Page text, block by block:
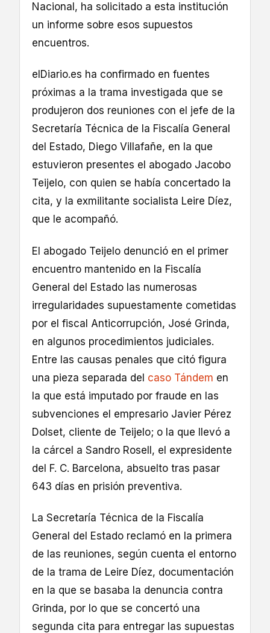
Nacional, ha solicitado a esta institución
un informe sobre esos supuestos
encuentros.
elDiario.es ha confirmado en fuentes
próximas a la trama investigada que se
produjeron dos reuniones con el jefe de la
Secretaría Técnica de la Fiscalía General
del Estado, Diego Villafañe, en la que
estuvieron presentes el abogado Jacobo
Teijelo, con quien se había concertado la
cita, y la exmilitante socialista Leire Díez,
que le acompañó.
El abogado Teijelo denunció en el primer
encuentro mantenido en la Fiscalía
General del Estado las numerosas
irregularidades supuestamente cometidas
por el fiscal Anticorrupción, José Grinda,
en algunos procedimientos judiciales.
Entre las causas penales que citó figura
una pieza separada del caso Tándem en
la que está imputado por fraude en las
subvenciones el empresario Javier Pérez
Dolset, cliente de Teijelo; o la que llevó a
la cárcel a Sandro Rosell, el expresidente
del F. C. Barcelona, absuelto tras pasar
643 días en prisión preventiva.
La Secretaría Técnica de la Fiscalía
General del Estado reclamó en la primera
de las reuniones, según cuenta el entorno
de la trama de Leire Díez, documentación
en la que se basaba la denuncia contra
Grinda, por lo que se concertó una
segunda cita para entregar las supuestas